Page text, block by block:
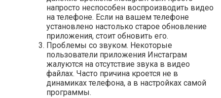
напросто неспособен воспроизводить видео
на телефоне. Если на вашем телефоне
установлено настолько старое обновление
приложения, стоит обновить его.
Проблемы со звуком. Некоторые
пользователи приложения Инстаграм
жалуются на отсутствие звука в видео
файлах. Часто причина кроется не в
динамиках телефона, а в настройках самой
программы.